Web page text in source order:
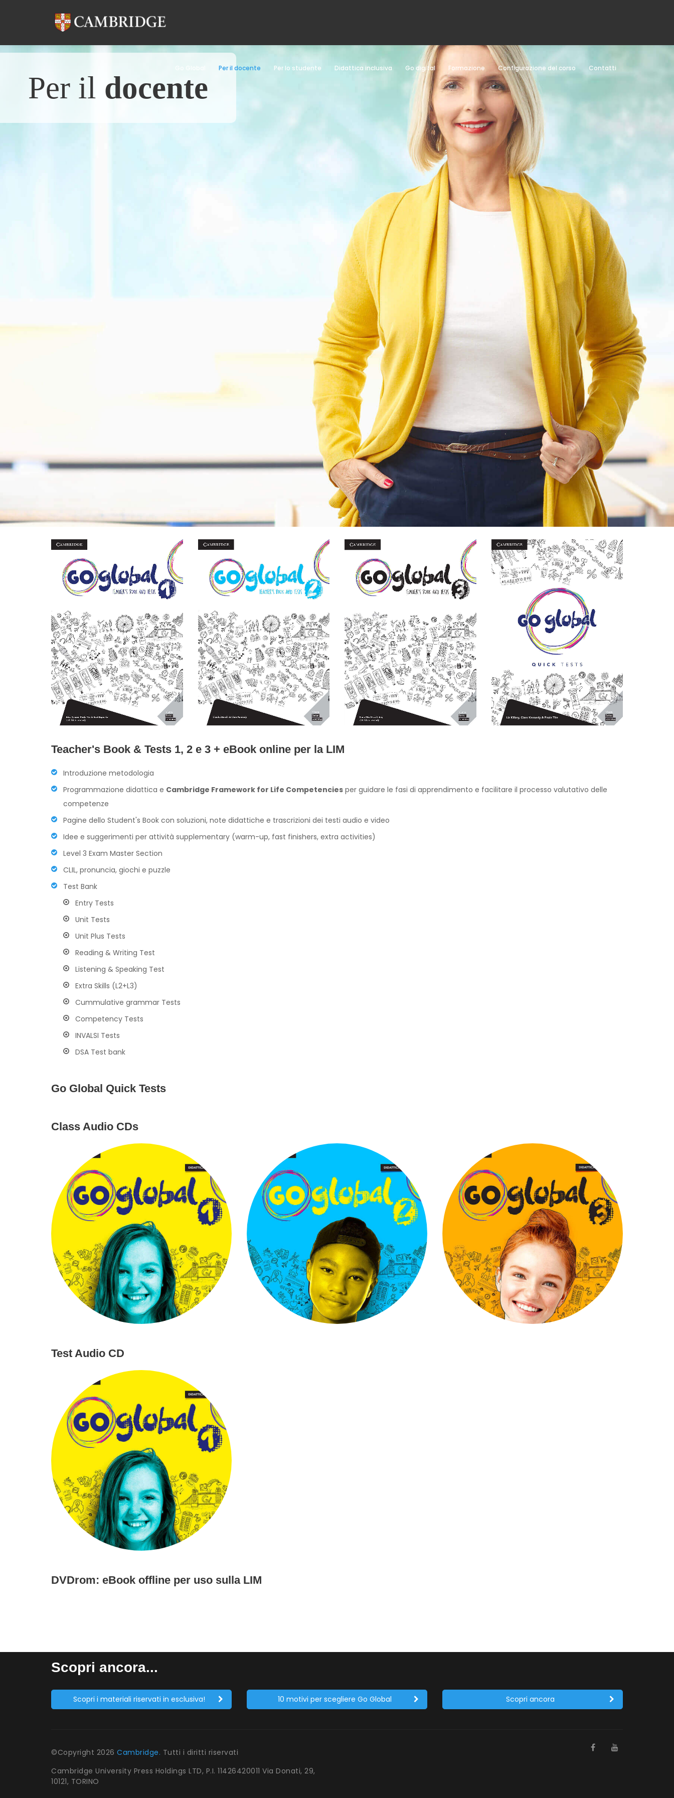
Per il docente Per lo studente Didattica inclusiva Go digital Formazione Configurazione del corso Contatti
Per il docente
Teacher's Book & Tests 1, 2 e 3 + eBook online per la LIM
Introduzione metodologia
Programmazione didattica e Cambridge Framework for Life Competencies per guidare le fasi di apprendimento e facilitare il processo valutativo delle
competenze
Pagine dello Student's Book con soluzioni, note didattiche e trascrizioni dei testi audio e video
Idee e suggerimenti per attività supplementary (warm-up, fast finishers, extra activities)
Level 3 Exam Master Section
CLIL, pronuncia, giochi e puzzle
Test Bank
Entry Tests
Unit Tests
Unit Plus Tests
Reading & Writing Test
Listening & Speaking Test
Extra Skills (L2+L3)
Cummulative grammar Tests
Competency Tests
INVALSI Tests
DSA Test bank
Go Global Quick Tests
Class Audio CDs
Test Audio CD
DVDrom: eBook offline per uso sulla LIM
Scopri ancora...
Scopri i materiali riservati in esclusiva! 10 motivi per scegliere Go Global Scopri ancora
©Copyright 2026 Cambridge. Tutti i diritti riservati
Cambridge University Press Holdings LTD, P.I. 11426420011 Via Donati, 29,
10121, TORINO